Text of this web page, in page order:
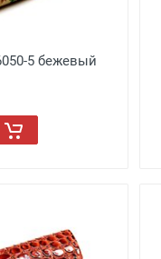
5 бежевый